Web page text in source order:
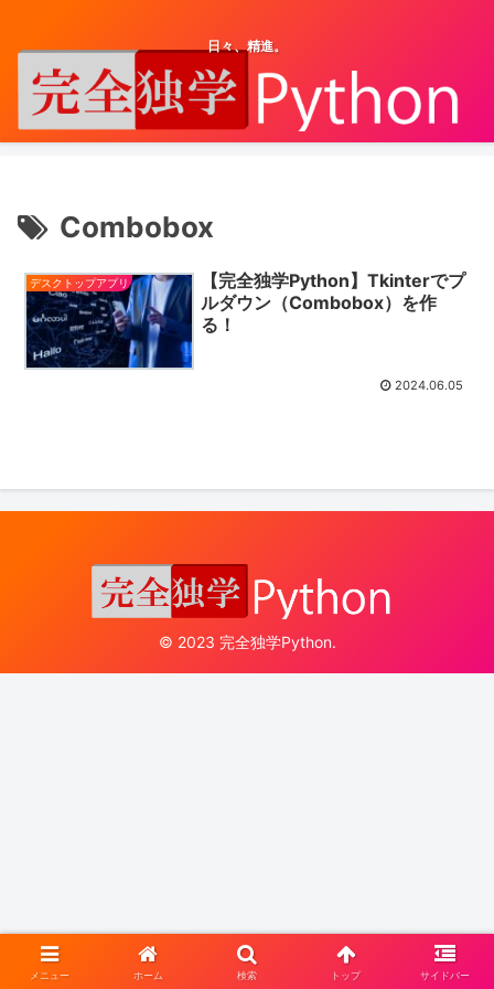
日々、精進。
Combobox
デスクトップアプリ
【完全独学Python】Tkinterでプ
ルダウン（Combobox）を作
る！
2024.06.05
© 2023 完全独学Python.
メニュー ホーム 検索 トップ サイドバー